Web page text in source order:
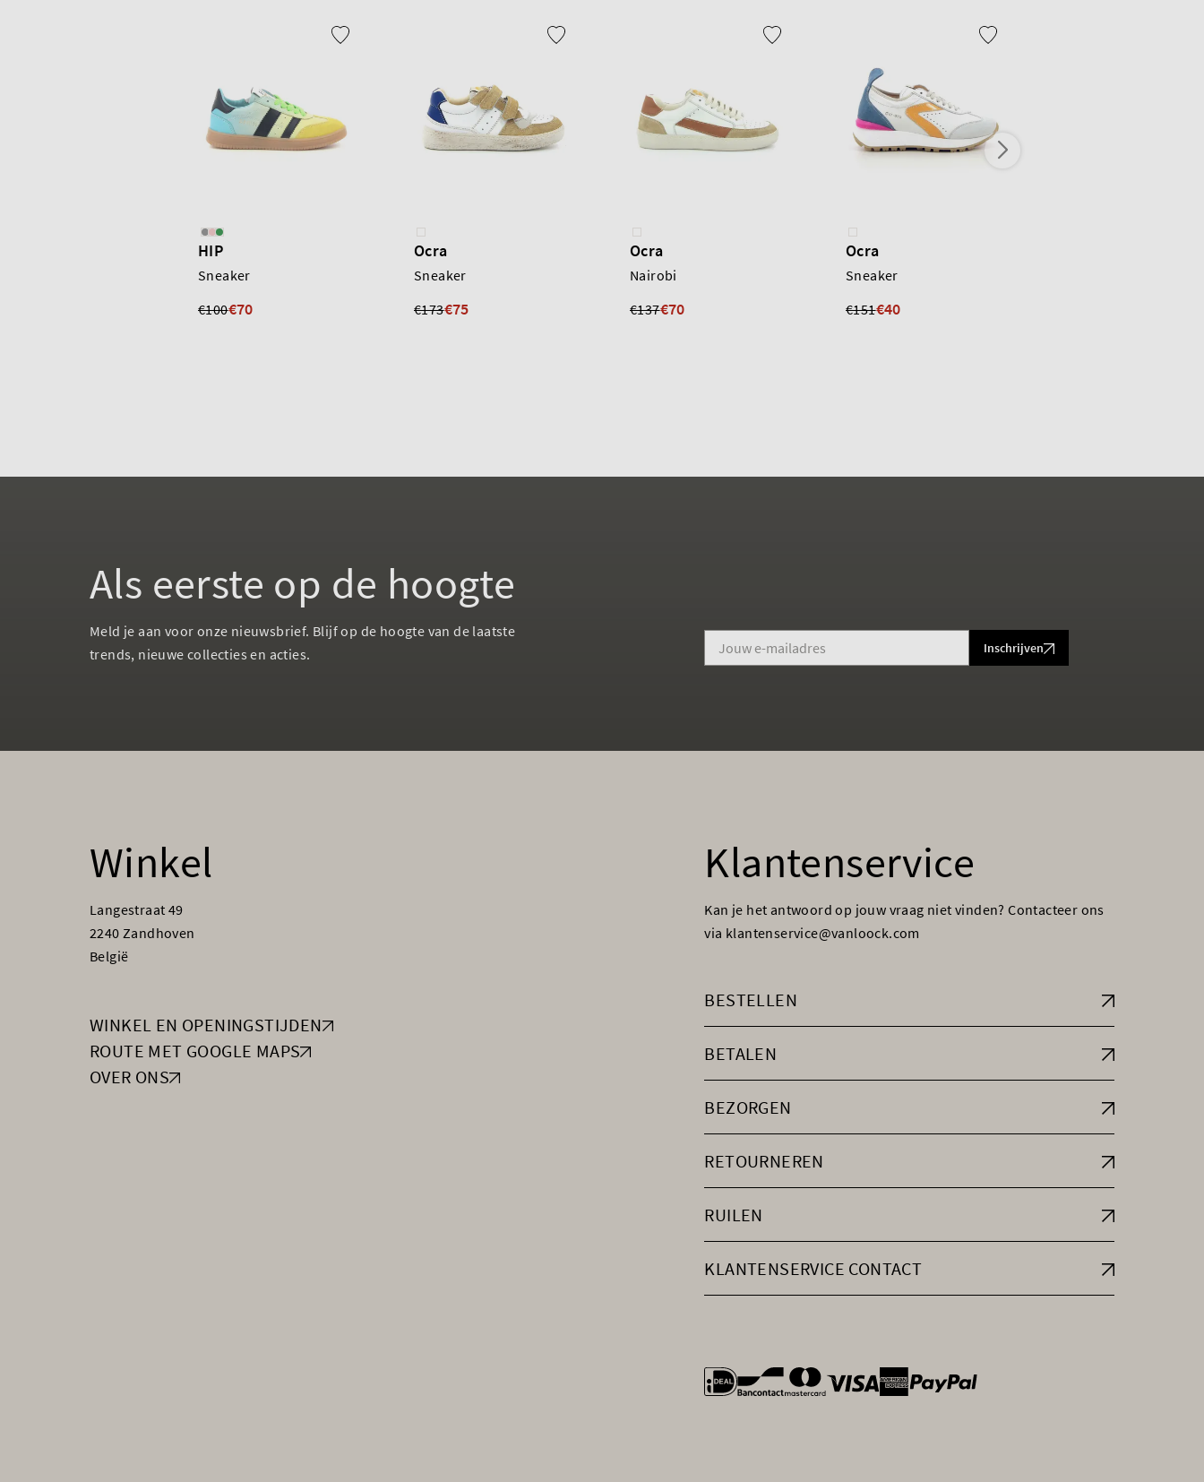
HIP
Sneaker
€100€70
Ocra
Sneaker
€173€75
Ocra
Nairobi
€137€70
Ocra
Sneaker
€151€40
Als eerste op de hoogte
Meld je aan voor onze nieuwsbrief. Blijf op de hoogte van de laatste
trends, nieuwe collecties en acties.
Inschrijven
Winkel
Langestraat 49
2240 Zandhoven
België
WINKEL EN OPENINGSTIJDEN
ROUTE MET GOOGLE MAPS
OVER ONS
Klantenservice
Kan je het antwoord op jouw vraag niet vinden? Contacteer ons
via klantenservice@vanloock.com
BESTELLEN
BETALEN
BEZORGEN
RETOURNEREN
RUILEN
KLANTENSERVICE CONTACT
general.paymentOptions